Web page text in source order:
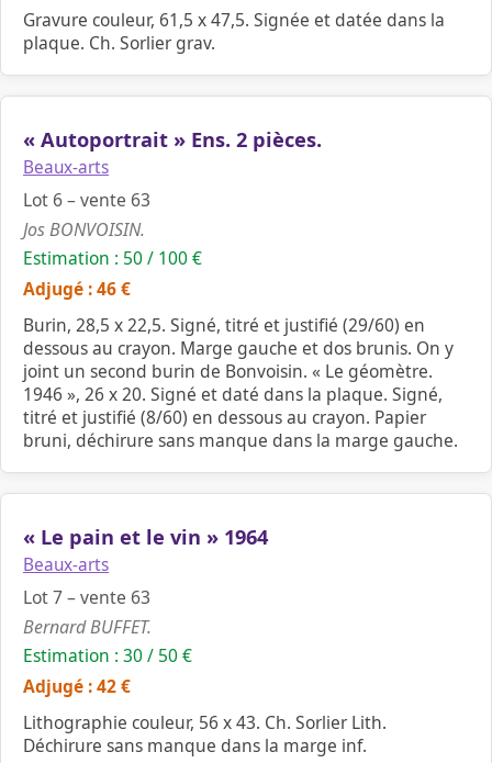
Gravure couleur, 61,5 x 47,5. Signée et datée dans la
plaque. Ch. Sorlier grav.
« Autoportrait » Ens. 2 pièces.
Beaux-arts
Lot 6 – vente 63
Jos BONVOISIN.
Estimation : 50 / 100 €
Adjugé : 46 €
Burin, 28,5 x 22,5. Signé, titré et justifié (29/60) en
dessous au crayon. Marge gauche et dos brunis. On y
joint un second burin de Bonvoisin. « Le géomètre.
1946 », 26 x 20. Signé et daté dans la plaque. Signé,
titré et justifié (8/60) en dessous au crayon. Papier
bruni, déchirure sans manque dans la marge gauche.
« Le pain et le vin » 1964
Beaux-arts
Lot 7 – vente 63
Bernard BUFFET.
Estimation : 30 / 50 €
Adjugé : 42 €
Lithographie couleur, 56 x 43. Ch. Sorlier Lith.
Déchirure sans manque dans la marge inf.